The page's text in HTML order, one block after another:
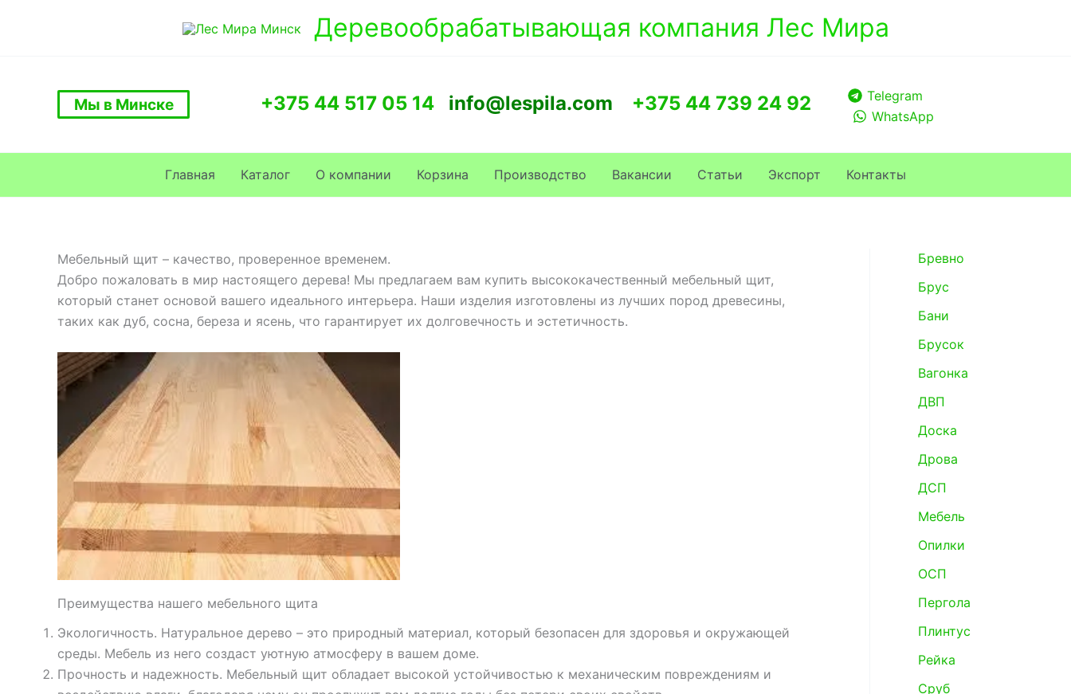
Деревообрабатывающая компания Лес Мира
Мы в Минске +375 44 517 05 14info@lespila.com +375 44 739 24 92
Telegram
WhatsApp
Главная Каталог О компании Корзина Производство Вакансии Статьи Экспорт Контакты
Мебельный щит – качество, проверенное временем.
Добро пожаловать в мир настоящего дерева! Мы предлагаем вам купить высококачественный мебельный щит,
который станет основой вашего идеального интерьера. Наши изделия изготовлены из лучших пород древесины,
таких как дуб, сосна, береза и ясень, что гарантирует их долговечность и эстетичность.
Преимущества нашего мебельного щита
Экологичность. Натуральное дерево – это природный материал, который безопасен для здоровья и окружающей
среды. Мебель из него создаст уютную атмосферу в вашем доме.
Прочность и надежность. Мебельный щит обладает высокой устойчивостью к механическим повреждениям и
Бревно
Брус
Бани
Брусок
Вагонка
ДВП
Доска
Дрова
ДСП
Мебель
Опилки
ОСП
Пергола
Плинтус
Рейка
Сруб